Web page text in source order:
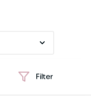
Filter